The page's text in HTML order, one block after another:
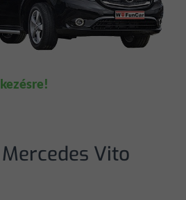
Vito